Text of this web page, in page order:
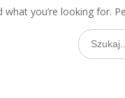
what you’re looking for.
Search
for: